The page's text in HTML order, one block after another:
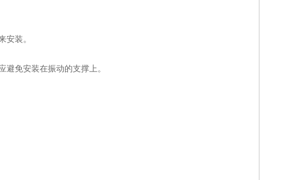
安装。
免安装在振动的支撑上。